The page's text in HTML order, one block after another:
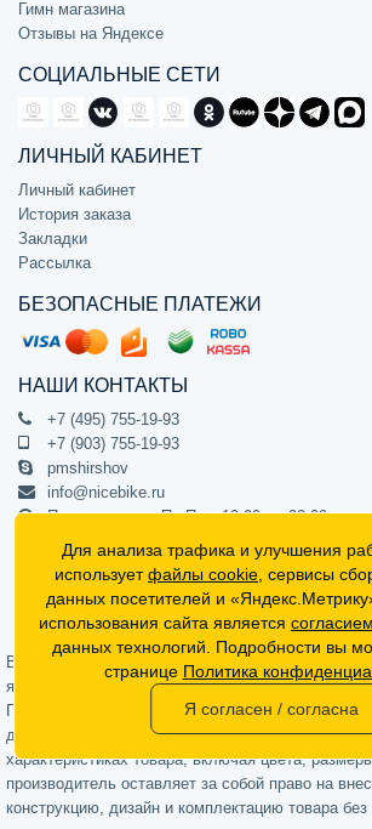
Гимн магазина
Отзывы на Яндексе
СОЦИАЛЬНЫЕ СЕТИ
ЛИЧНЫЙ КАБИНЕТ
Личный кабинет
История заказа
Закладки
Рассылка
БЕЗОПАСНЫЕ ПЛАТЕЖИ
НАШИ КОНТАКТЫ
+7 (495) 755-19-93
+7 (903) 755-19-93
pmshirshov
info@nicebike.ru
Прием звонков Пн-Пт с 10:00 до 20:00
ПВЗ Пн-Пт с 10:00 до 20:00
г. Москва, ул. Барклая 13с1
подъезд 1, цокольный этаж, офис 1
Официальный интернет-магазин NiceBike ©
Вся информация на сайте носит
является публичной офертой (определяемой
Гражданского кодекса РФ) и не может в полной
достоверную информацию о свойствах,
характеристиках товара, включая цвета,
производитель оставляет за собой право на
конструкцию, дизайн и комплектацию товара без
Для анализа трафика и улучшения
используетфайлы cookie , сервисы
данных посетителей и
использования сайта является
данных технологий. Подробности вы
странице Политика
Я согласен / согласна